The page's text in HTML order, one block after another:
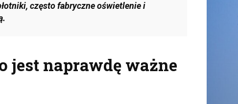
często fabryczne oświetlenie i
jest naprawdę ważne
lornetkę w teren?